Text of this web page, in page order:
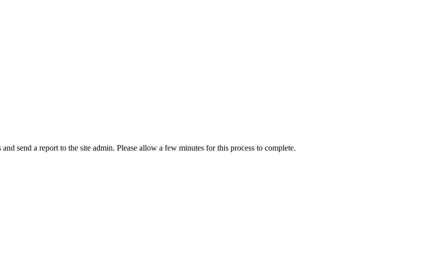
send a report to the site admin. Please allow a few minutes for this process to complete.